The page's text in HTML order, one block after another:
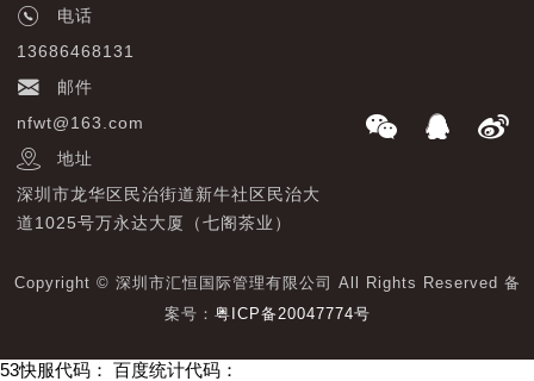
电话
13686468131
邮件
nfwt@163.com
地址
深圳市龙华区民治街道新牛社区民治大
道1025号万永达大厦（七阁茶业）
Copyright © 深圳市汇恒国际管理有限公司 All Rights Reserved 备
案号： 粤ICP备20047774号
53快服代码： 百度统计代码：